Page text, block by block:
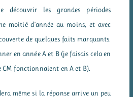
découvrir les grandes périodes
moitié d’année au moins, et avec
de quelques faits marquants.
en année A et B (je faisais cela en
CM fonctionnaient en A et B).
même si la réponse arrive un peu